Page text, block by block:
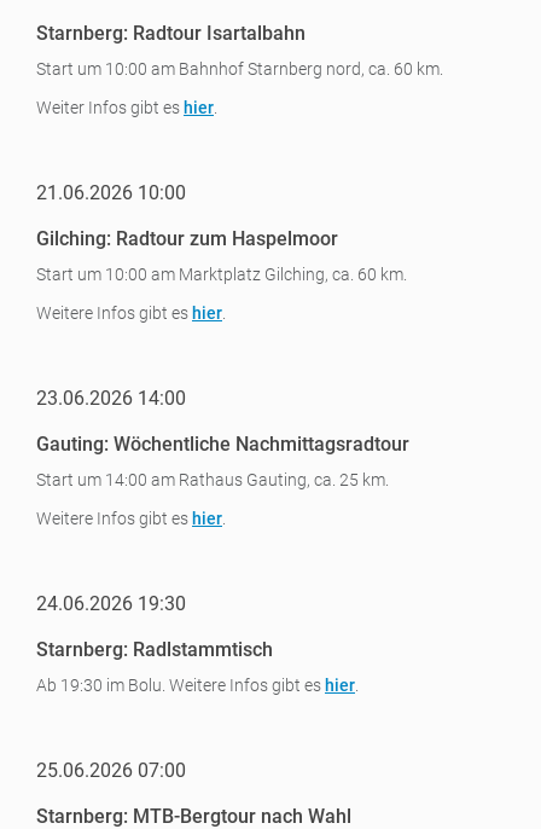
Starnberg: Radtour Isartalbahn
Start um 10:00 am Bahnhof Starnberg nord, ca. 60 km.
Weiter Infos gibt es hier
21.06.2026 10:00
Gilching: Radtour zum Haspelmoor
Start um 10:00 am Marktplatz Gilching, ca. 60 km.
Weitere Infos gibt es hier
23.06.2026 14:00
Gauting: Wöchentliche Nachmittagsradtour
Start um 14:00 am Rathaus Gauting, ca. 25 km.
Weitere Infos gibt es hier
24.06.2026 19:30
Starnberg: Radlstammtisch
Ab 19:30 im Bolu. Weitere Infos gibt es hier
25.06.2026 07:00
Starnberg: MTB-Bergtour nach Wahl